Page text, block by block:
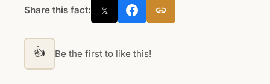
Share this fact: 𝕏
👍 Be the first to like this!